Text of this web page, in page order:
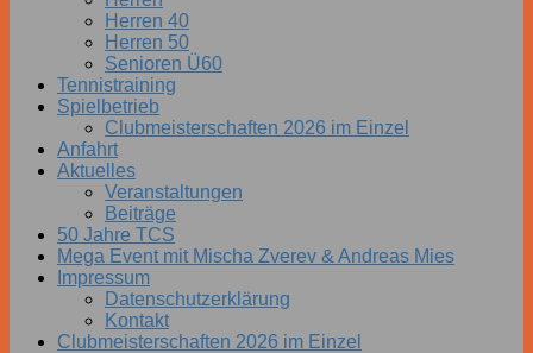
Herren 40
Herren 50
Senioren Ü60
Tennistraining
Spielbetrieb
Clubmeisterschaften 2026 im Einzel
Anfahrt
Aktuelles
Veranstaltungen
Beiträge
50 Jahre TCS
Mega Event mit Mischa Zverev & Andreas Mies
Impressum
Datenschutzerklärung
Kontakt
Clubmeisterschaften 2026 im Einzel